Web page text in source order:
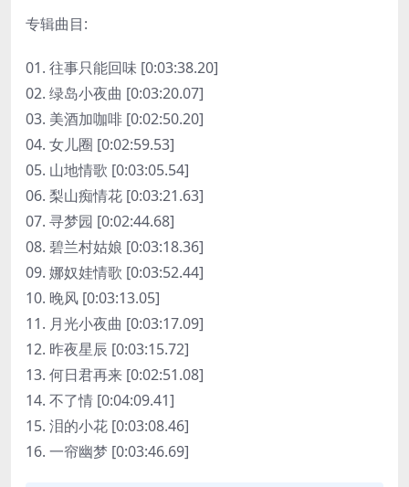
专辑曲目:
01. 往事只能回味 [0:03:38.20]
02. 绿岛小夜曲 [0:03:20.07]
03. 美酒加咖啡 [0:02:50.20]
04. 女儿圈 [0:02:59.53]
05. 山地情歌 [0:03:05.54]
06. 梨山痴情花 [0:03:21.63]
07. 寻梦园 [0:02:44.68]
08. 碧兰村姑娘 [0:03:18.36]
09. 娜奴娃情歌 [0:03:52.44]
10. 晚风 [0:03:13.05]
11. 月光小夜曲 [0:03:17.09]
12. 昨夜星辰 [0:03:15.72]
13. 何日君再来 [0:02:51.08]
14. 不了情 [0:04:09.41]
15. 泪的小花 [0:03:08.46]
16. 一帘幽梦 [0:03:46.69]